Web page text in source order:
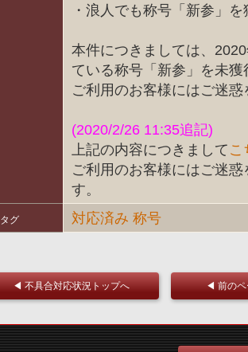
・浪人でも称号「新参」
本件につきましては、
ている称号「新参」を未
ご利用のお客様にはご迷
(2020/2/26 11:35追記)
上記の内容につきましてこ
ご利用のお客様にはご迷
す。
タグ 対応済み 称号
◀ 不具合対応状況トップへ ◀ 前の